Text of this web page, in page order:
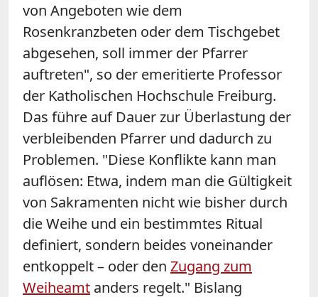
von Angeboten wie dem
Rosenkranzbeten oder dem Tischgebet
abgesehen, soll immer der Pfarrer
auftreten", so der emeritierte Professor
der Katholischen Hochschule Freiburg.
Das führe auf Dauer zur Überlastung der
verbleibenden Pfarrer und dadurch zu
Problemen. "Diese Konflikte kann man
auflösen: Etwa, indem man die Gültigkeit
von Sakramenten nicht wie bisher durch
die Weihe und ein bestimmtes Ritual
definiert, sondern beides voneinander
entkoppelt – oder den Zugang zum
Weiheamt anders regelt." Bislang